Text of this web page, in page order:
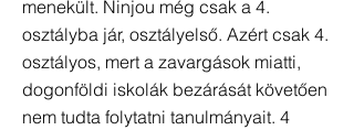
menekült. Ninjou még csak a 4.
osztályba jár, osztályelső. Azért csak 4.
osztályos, mert a zavargások miatti,
dogonföldi iskolák bezárását követően
nem tudta folytatni tanulmányait. 4